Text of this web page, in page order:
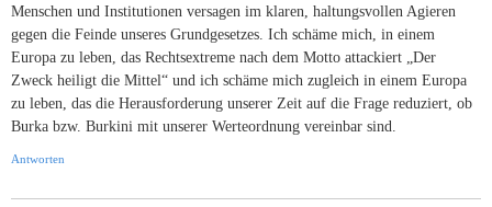
Menschen und Institutionen versagen im klaren, haltungsvollen Agieren
gegen die Feinde unseres Grundgesetzes. Ich schäme mich, in einem
Europa zu leben, das Rechtsextreme nach dem Motto attackiert „Der
Zweck heiligt die Mittel“ und ich schäme mich zugleich in einem Europa
zu leben, das die Herausforderung unserer Zeit auf die Frage reduziert, ob
Burka bzw. Burkini mit unserer Werteordnung vereinbar sind.
Antworten